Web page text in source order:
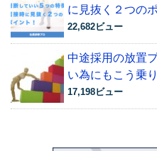
に見抜く２つの
22,682ビュー
中途採用の放置
い為にもこう乗
17,198ビュー